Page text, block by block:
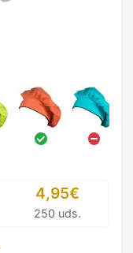
4,95€
250 uds.